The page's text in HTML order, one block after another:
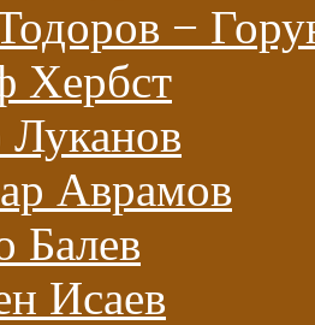
−
Хербст
Луканов
Аврамов
Балев
Исаев